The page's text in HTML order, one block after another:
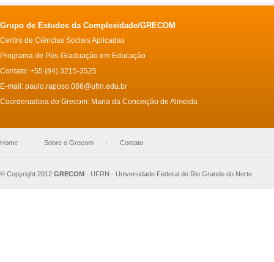
Grupo de Estudos da Complexidade/GRECOM
Centro de Ciências Sociais Aplicadas
Programa de Pós-Graduação em Educação
Contato: +55 (84) 3215-3525
E-mail: paulo.raposo.086@ufrn.edu.br
Coordenadora do Grecom: Maria da Conceição de Almeida
Home | Sobre o Grecom | Contato
© Copyright 2012 GRECOM - UFRN - Universidade Federal do Rio Grande do Norte